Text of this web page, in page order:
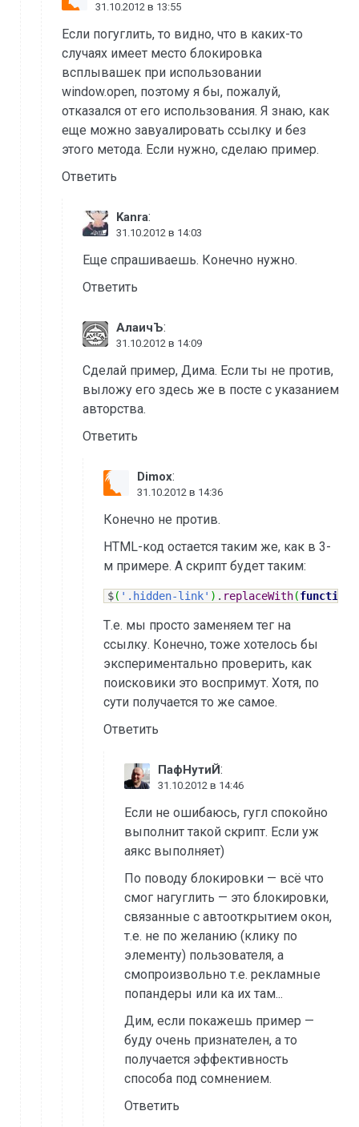
31.10.2012 в 13:55
Если погуглить, то видно, что в каких-то
случаях имеет место блокировка
всплывашек при использовании
window.open, поэтому я бы, пожалуй,
отказался от его использования. Я знаю, как
еще можно завуалировать ссылку и без
этого метода. Если нужно, сделаю пример.
Ответить
Kanra:
31.10.2012 в 14:03
Еще спрашиваешь. Конечно нужно.
Ответить
АлаичЪ:
31.10.2012 в 14:09
Сделай пример, Дима. Если ты не против,
выложу его здесь же в посте с указанием
авторства.
Ответить
Dimox:
31.10.2012 в 14:36
Конечно не против.
HTML-код остается таким же, как в 3-
м примере. А скрипт будет таким:
$( '.hidden-link' ) . replaceWith(function
Т.е. мы просто заменяем тег на
ссылку. Конечно, тоже хотелось бы
экспериментально проверить, как
поисковики это воспримут. Хотя, по
сути получается то же самое.
Ответить
ПафНутиЙ:
31.10.2012 в 14:46
Если не ошибаюсь, гугл спокойно
выполнит такой скрипт. Если уж
аякс выполняет)
По поводу блокировки — всё что
смог нагуглить — это блокировки,
связанные с автооткрытием окон,
т.е. не по желанию (клику по
элементу) пользователя, а
смопроизвольно т.е. рекламные
попандеры или ка их там...
Дим, если покажешь пример —
буду очень признателен, а то
получается эффективность
способа под сомнением.
Ответить